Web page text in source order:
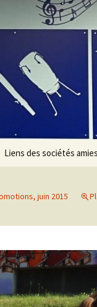
Liens des sociétés amies
juin 2015